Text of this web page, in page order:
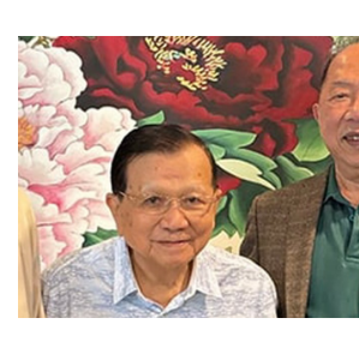
ไทม์ “ผู้ทรงอิทธิพลแห่งอนาคต” ไปทุกราย